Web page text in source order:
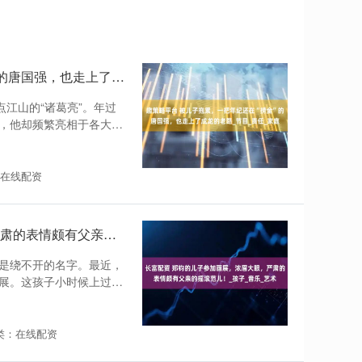
趣策略平台 被儿子拖累，一把年纪还在“捞金”的唐国强，也走上了成龙的老路_节目_责任_家庭
山的“诸葛亮”。年过
他却频繁亮相于各大综
线配资
长富配资 郑钧的儿子参加画展，浓眉大眼，严肃的表情颇有父亲的摇滚范儿！_孩子_音乐_艺术
绕不开的名字。最近，
。这孩子小时候上过
：在线配资